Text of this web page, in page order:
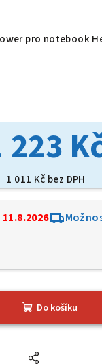
pro
pro notebook
223
1 011 Kč bez DPH
11.8.2026
Do košíku